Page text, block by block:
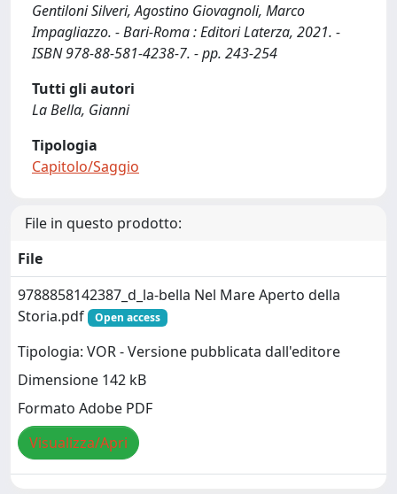
Gentiloni Silveri, Agostino Giovagnoli, Marco
Impagliazzo. - Bari-Roma : Editori Laterza, 2021. -
ISBN 978-88-581-4238-7. - pp. 243-254
Tutti gli autori
La Bella, Gianni
Tipologia
Capitolo/Saggio
File in questo prodotto:
File
9788858142387_d_la-bella Nel Mare Aperto della
Storia.pdf
Open access
Tipologia: VOR - Versione pubblicata dall'editore
Dimensione 142 kB
Formato Adobe PDF
Visualizza/Apri